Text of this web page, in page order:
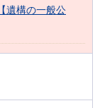
遺構の一般公